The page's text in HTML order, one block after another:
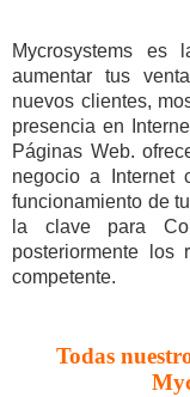
Mycrosystems es
aumentar tus
nuevos clientes,
presencia en
Páginas Web.
negocio a Internet
funcionamiento de
la clave para
posteriormente los
competente.
Todas